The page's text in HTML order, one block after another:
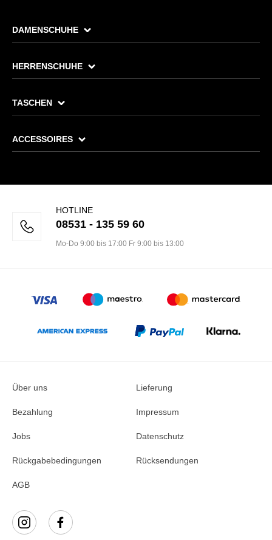
DAMENSCHUHE
HERRENSCHUHE
TASCHEN
ACCESSOIRES
HOTLINE
08531 - 135 59 60
Mo-Do 9:00 bis 17:00 Fr 9:00 bis 13:00
Über uns Lieferung
Bezahlung Impressum
Jobs Datenschutz
Rückgabebedingungen Rücksendungen
AGB